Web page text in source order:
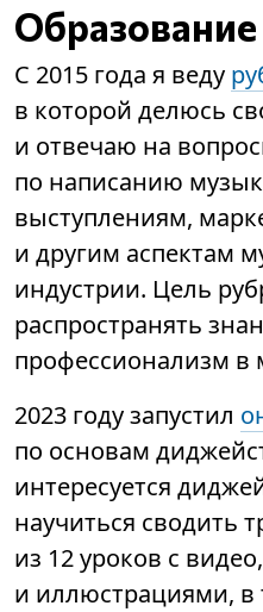
Образование
С 2015 года я веду
в которой делюсь
и отвечаю на
по написанию
выступлениям,
и другим аспектам
индустрии. Цель
распространять
профессионализм в
2023 году запустил
по основам
интересуется
научиться сводить
из 12 уроков с
и иллюстрациями, в